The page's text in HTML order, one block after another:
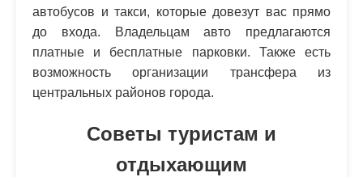
автобусов и такси, которые довезут вас прямо
до входа. Владельцам авто предлагаются
платные и бесплатные парковки. Также есть
возможность организации трансфера из
центральных районов города.
Советы туристам и
отдыхающим